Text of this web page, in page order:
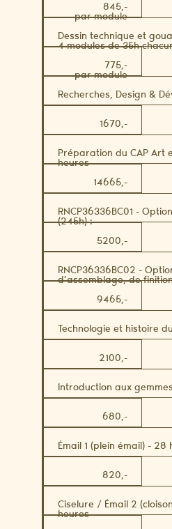
845,-
par module
Dessin technique et
4 modules de 35h
775,-
par module
Recherches, Design &
1670,-
Préparation du CAP Art
heures
14665,-
RNCP36336BC01 -
(245h) :
5200,-
RNCP36336BC02 -
d’assemblage, de
9465,-
Technologie et histoire
2100,-
Introduction aux
680,-
Émail 1 (plein émail) - 28
820,-
Ciselure / Émail 2
heures